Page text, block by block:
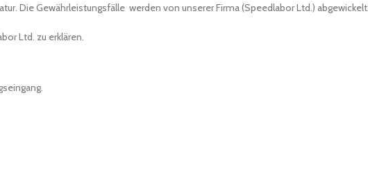
Die Gewährleistungsfälle werden von unserer Firma (Speedlabor Ltd.) abgewickelt.
Ltd. zu erklären.